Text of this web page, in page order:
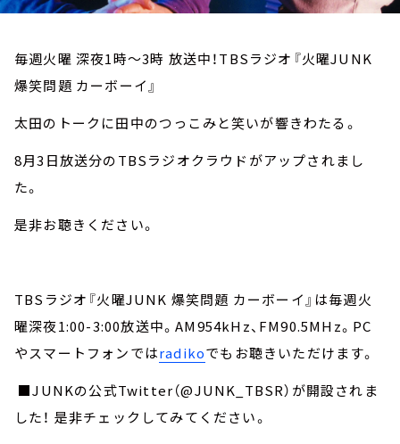
毎週火曜 深夜1時～3時 放送中！TBSラジオ『火曜JUNK
爆笑問題 カーボーイ』
太田のトークに田中のつっこみと笑いが響きわたる。
8月3日放送分のTBSラジオクラウドがアップされまし
た。
是非お聴きください。
TBSラジオ『火曜JUNK 爆笑問題 カーボーイ』は毎週火
曜深夜1:00-3:00放送中。AM954kHz、FM90.5MHz。PC
やスマートフォンではradikoでもお聴きいただけます。
■JUNKの公式Twitter（@JUNK_TBSR）が開設されま
した！ 是非チェックしてみてください。